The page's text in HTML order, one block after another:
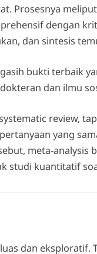
Prosesnya
dengan
dan sintesis
bukti terbaik
dan ilmu
review,
yang
meta-analysis
studi kuantitatif
dan eksploratif.